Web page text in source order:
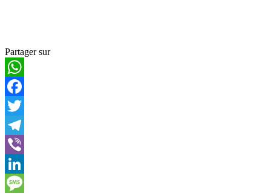
Partager sur
WhatsApp
Facebook
Twitter
Telegram
Viber
LinkedIn